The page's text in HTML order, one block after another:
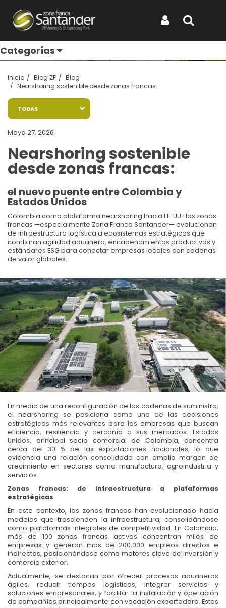
Categorías
Entérate de todo
Inicio Blog ZF
Blog
Nearshoring sostenible desde zonas francas:
TODAS
Mayo 27, 2026
Nearshoring sostenible
desde zonas francas:
el nuevo puente entre Colombia y
Estados Unidos
Colombia como plataforma nearshoring hacia EE. UU.: las zonas
francas —especialmente Zona Franca Santander— evolucionan
de infraestructura logística a ecosistemas estratégicos que
combinan agilidad aduanera, encadenamientos productivos y
estándares ESG para conectar empresas locales con cadenas
de valor globales.
En medio de una reconfiguración de las cadenas de suministro,
el nearshoring se posiciona como una de las decisiones
estratégicas más relevantes para las empresas que buscan
eficiencia, resiliencia y cercanía a sus mercados. Estados
Unidos, principal socio comercial de Colombia, concentra
cerca del 30 % de las exportaciones nacionales, lo que
evidencia una relación consolidada con amplio margen de
crecimiento en sectores como manufactura, agroindustria y
servicios.
Zonas francas: de infraestructura a plataformas
estratégicas
En este contexto, las zonas francas han evolucionado hacia
modelos que trascienden la infraestructura, consolidándose
como plataformas integrales de competitividad. En Colombia,
más de 100 zonas francas activas concentran miles de
empresas y generan más de 200.000 empleos directos e
indirectos, posicionándose como motores clave de inversión y
comercio exterior.
Actualmente, se destacan por ofrecer procesos aduaneros
ágiles, reducir tiempos logísticos, integrar servicios y
soluciones empresariales, y facilitar la instalación y operación
de compañías principalmente con vocación exportadora. Estos